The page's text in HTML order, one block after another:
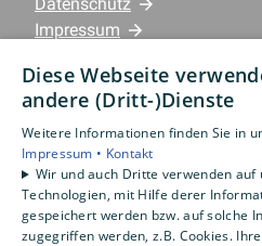
Impressum
Leistungen
Privatkunden
Gewerbekunden
Karriere
Unternehmen
Diese Webseite
andere (Dritt-)Dienste
Weitere Informationen finden Sie in
Impressum • Kontakt
Wir und auch Dritte verwenden auf
Technologien, mit Hilfe derer
gespeichert werden bzw. auf solche
zugegriffen werden, z.B. Cookies.